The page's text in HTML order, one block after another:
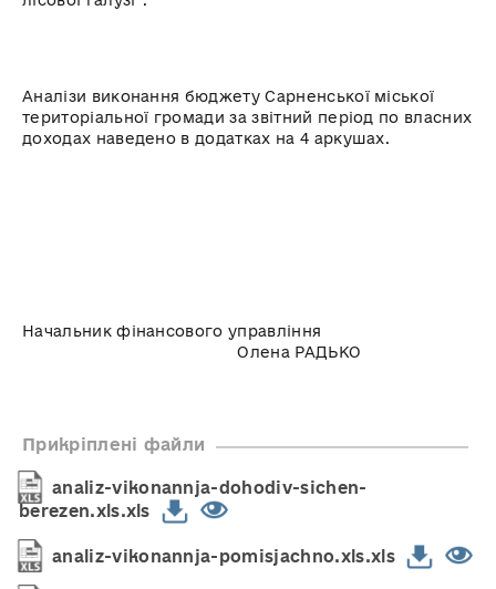
Аналізи виконання бюджету Сарненської міської
територіальної громади за звітний період по власних
доходах наведено в додатках на 4 аркушах.
Начальник фінансового управління
Олена РАДЬКО
Прикріплені файли
analiz-vikonannja-dohodiv-sichen-
berezen.xls.xls
analiz-vikonannja-pomisjachno.xls.xls